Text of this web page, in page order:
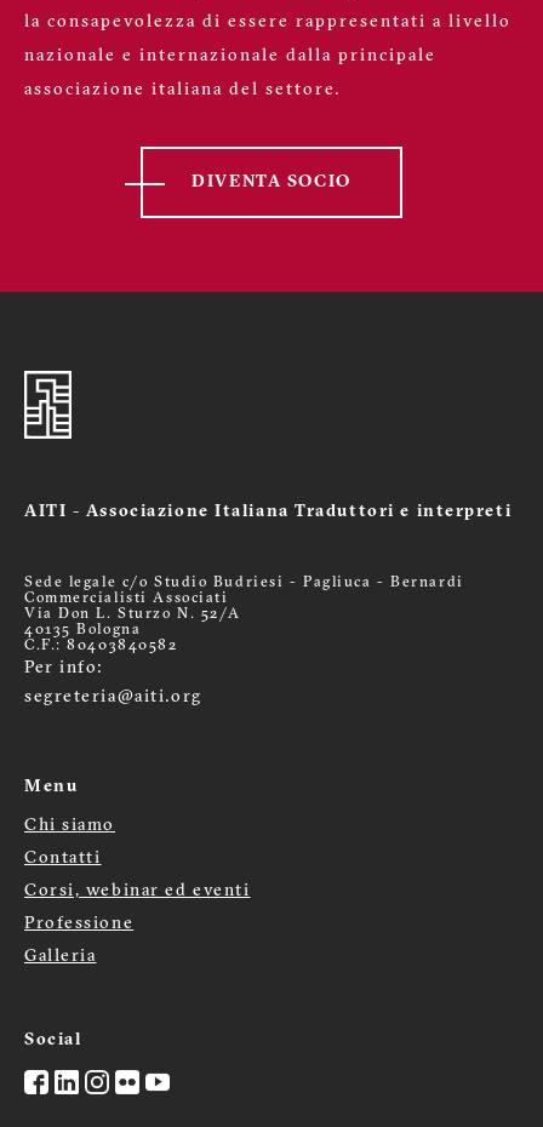
la consapevolezza di essere rappresentati a livello
nazionale e internazionale dalla principale
associazione italiana del settore.
DIVENTA SOCIO
AITI - Associazione Italiana Traduttori e interpreti
Sede legale c/o Studio Budriesi - Pagliuca - Bernardi
Commercialisti Associati
Via Don L. Sturzo N. 52/A
40135 Bologna
C.F.: 80403840582
Per info:
segreteria@aiti.org
Menu
Menù
footer
Chi siamo
Contatti
Corsi, webinar ed eventi
Professione
Galleria
Social